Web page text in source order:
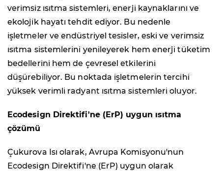
verimsiz ısıtma sistemleri, enerji kaynaklarını ve
ekolojik hayatı tehdit ediyor. Bu nedenle
işletmeler ve endüstriyel tesisler, eski ve verimsiz
ısıtma sistemlerini yenileyerek hem enerji tüketim
bedellerini hem de çevresel etkilerini
düşürebiliyor. Bu noktada işletmelerin tercihi
yüksek verimli radyant ısıtma sistemleri oluyor.
Ecodesign Direktifi'ne (ErP) uygun ısıtma
çözümü
Çukurova Isı olarak, Avrupa Komisyonu'nun
Ecodesign Direktifi'ne (ErP) uygun olarak